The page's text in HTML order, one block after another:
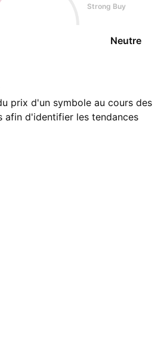
Strong Buy
Neutre
prix d'un symbole au cours des
afin d'identifier les tendances